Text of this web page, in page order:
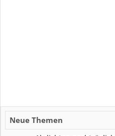
Neue Themen